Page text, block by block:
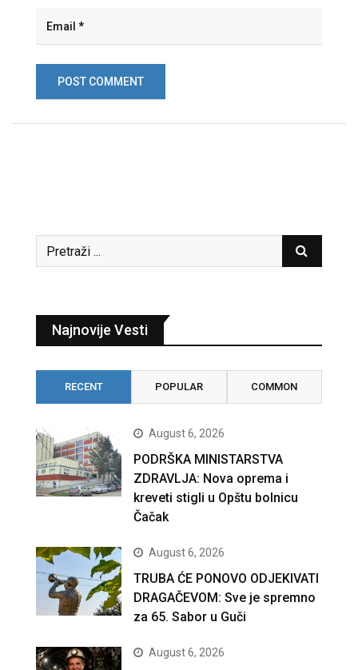
Najnovije Vesti
RECENT POPULAR COMMON
August 6, 2026
PODRŠKA MINISTARSTVA
ZDRAVLJA: Nova oprema i
kreveti stigli u Opštu bolnicu
Čačak
August 6, 2026
TRUBA ĆE PONOVO ODJEKIVATI
DRAGAČEVOM: Sve je spremno
za 65. Sabor u Guči
August 6, 2026